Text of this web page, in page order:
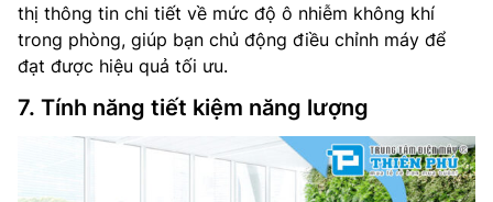
thị thông tin chi tiết về mức độ ô nhiễm không khí
trong phòng, giúp bạn chủ động điều chỉnh máy để
đạt được hiệu quả tối ưu.
7. Tính năng tiết kiệm năng lượng